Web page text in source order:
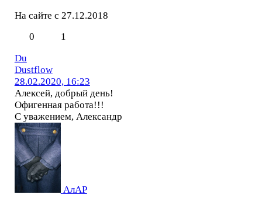
На сайте с 27.12.2018
0
1
Du
Dustflow
28.02.2020, 16:23
Алексей, добрый день!
Офигенная работа!!!
С уважением, Александр
АлАР